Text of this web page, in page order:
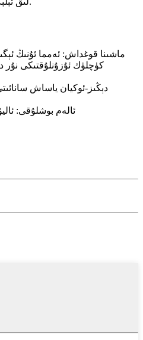
كۈچلۈك ئۇزۇنلۇقتىكى